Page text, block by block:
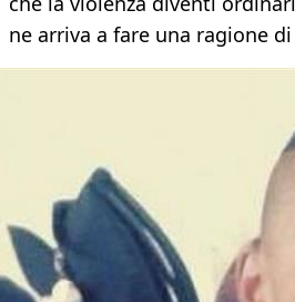
ne arriva a fare una ragione